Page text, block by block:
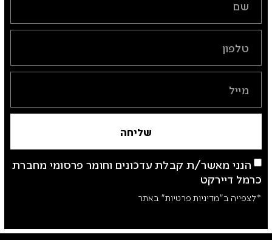
הנני מאשר/ת קבלת עדכונים וחומר פרסומי מחברת
כרמל דיירקט
*לצפייה ב"מדיניות פרטיות" באתר
שליחה